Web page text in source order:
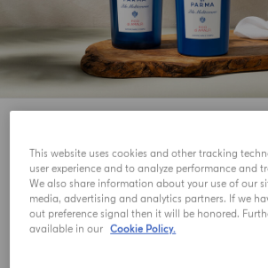
JETZT NEU
This website uses cookies and other tracking
user experience and to analyze performance and
We also share information about your use of our
media, advertising and analytics partners. If we
out preference signal then it will be honored.
available in our Cookie Policy.